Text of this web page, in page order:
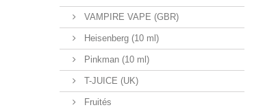
VAMPIRE VAPE (GBR)
Heisenberg (10 ml)
Pinkman (10 ml)
T-JUICE (UK)
Fruités